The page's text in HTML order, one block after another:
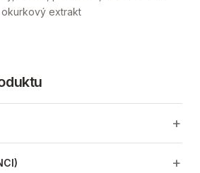
extrakt